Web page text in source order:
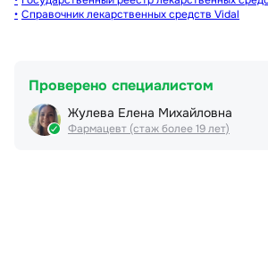
Справочник лекарственных средств Vidal
Проверено специалистом
Жулева Елена Михайловна
Фармацевт (стаж более 19 лет)